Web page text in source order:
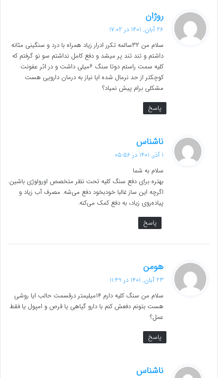
روژان
ت
:
26 آبان, 1401 در 17:02
سلام من ۳۲سالمه تکرر ادرار زیاد همراه با درد و سنگینی مثانه
داشتم و تند تند پر میشد و دفع کامل نداشتم سو نو گرفتم که
کلیه سمت راستم دوتا سنگ ۶میلی داشت و در اثر عفونت
کوچکتر از حد نرمال شده ایا نیاز به درمان دارویی هست
مشکلی برام پیش نمیاد؟
پاسخ
ناشناس
ت
:
1 آذر, 1401 در 05:56
سلام به شما
بهتره برای دفع سنگ کلیه تحت نظر متخصص اورولوژی باشین.
اگرچه این ساز غالبا خودبخود دفع می‌شه. مصرف آب زیاد و
پیاده‌روی زیاد، به دفع کمک می‌کنه.
پاسخ
هومن
:
23 آبان, 1401 در 11:49
سلام من سنگ کلیه دارم ۱۴میلیمتر درقسمت حالب ایا روشی
هست بتونم دفعش کنم با دارو گیاهی یا قرص و امپول یا فقط
عمل؟
پاسخ
ناشناس